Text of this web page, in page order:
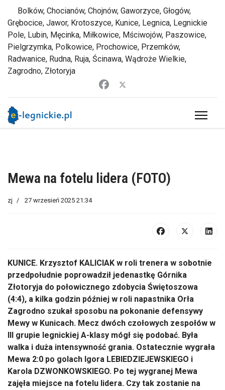
Bolków, Chocianów, Chojnów, Gaworzyce, Głogów,
Grębocice, Jawor, Krotoszyce, Kunice, Legnica, Legnickie
Pole, Lubin, Męcinka, Miłkowice, Mściwojów, Paszowice,
Pielgrzymka, Polkowice, Prochowice, Przemków,
Radwanice, Rudna, Ruja, Ścinawa, Wądroże Wielkie,
Zagrodno, Złotoryja
Mewa na fotelu lidera (FOTO)
zj 27 wrzesień 2025 21:34
KUNICE. Krzysztof KALICIAK w roli trenera w sobotnie
przedpołudnie poprowadził jedenastkę Górnika
Złotoryja do połowicznego zdobycia Świętoszowa
(4:4), a kilka godzin później w roli napastnika Orła
Zagrodno szukał sposobu na pokonanie defensywy
Mewy w Kunicach. Mecz dwóch czołowych zespołów w
III grupie legnickiej A-klasy mógł się podobać. Była
walka i duża intensywność grania. Ostatecznie wygrała
Mewa 2:0 po golach Igora LEBIEDZIEJEWSKIEGO i
Karola DZWONKOWSKIEGO. Po tej wygranej Mewa
zajęła miejsce na fotelu lidera. Czy tak zostanie na